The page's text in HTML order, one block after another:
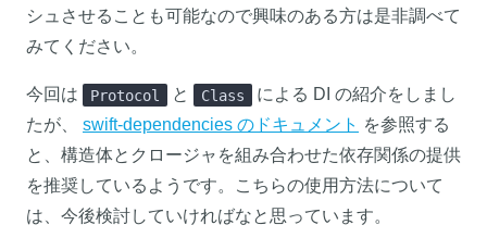
シュさせることも可能なので興味のある方は是非調べて
みてください。
今回は Protocol と Class
による DI の紹介をしまし
たが、 swift-dependencies のドキュメント を参照する
と、構造体とクロージャを組み合わせた依存関係の提供
を推奨しているようです。こちらの使用方法について
は、今後検討していければなと思っています。